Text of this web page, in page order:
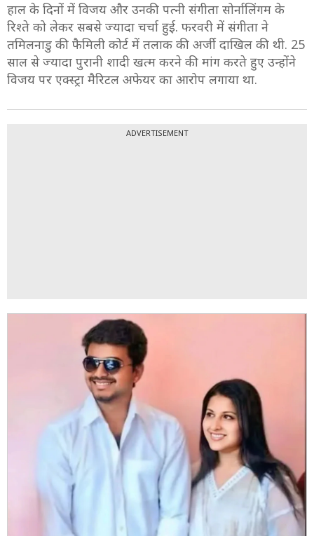
हाल के दिनों में विजय और उनकी पत्नी संगीता सोर्नालिंगम के
रिश्ते को लेकर सबसे ज्यादा चर्चा हुई. फरवरी में संगीता ने
तमिलनाडु की फैमिली कोर्ट में तलाक की अर्जी दाखिल की थी. 25
साल से ज्यादा पुरानी शादी खत्म करने की मांग करते हुए उन्होंने
विजय पर एक्स्ट्रा मैरिटल अफेयर का आरोप लगाया था.
ADVERTISEMENT